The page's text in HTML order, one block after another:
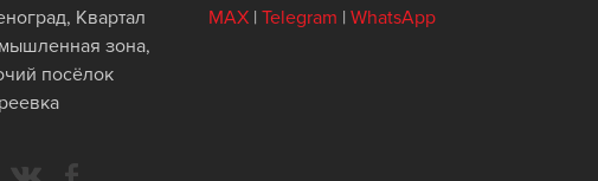
Квартал
зона,
посёлок
MAX |Telegram |WhatsApp